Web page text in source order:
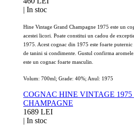
| In stoc
Hine Vintage Grand Champagne 1975 este un
acestei licori. Poate constitui un cadou de
1975. Acest cognac din 1975 este foarte puternic
de tanini si condimente. Gustul confirma
este un cognac foarte masculin.
Volum: 700ml; Grade: 40%; Anul: 1975
COGNAC HINE VINTAGE
CHAMPAGNE
1689 LEI
| In stoc